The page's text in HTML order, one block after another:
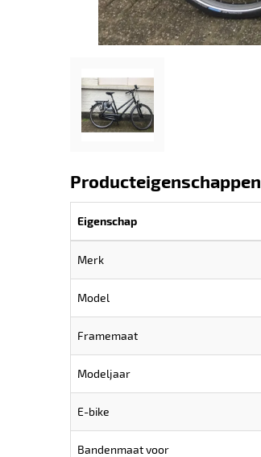
Producteigenschappen
Eigenschap
Merk
Model
Framemaat
Modeljaar
E-bike
Bandenmaat voor